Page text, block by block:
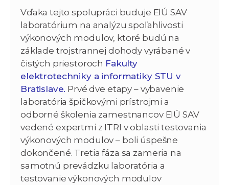
Vďaka tejto spolupráci buduje ElÚ SAV
laboratórium na analýzu spoľahlivosti
výkonových modulov, ktoré budú na
základe trojstrannej dohody vyrábané v
čistých priestoroch Fakulty
elektrotechniky a informatiky STU v
Bratislave. Prvé dve etapy – vybavenie
laboratória špičkovými prístrojmi a
odborné školenia zamestnancov ElÚ SAV
vedené expertmi z ITRI v oblasti testovania
výkonových modulov – boli úspešne
dokončené. Tretia fáza sa zameria na
samotnú prevádzku laboratória a
testovanie výkonových modulov